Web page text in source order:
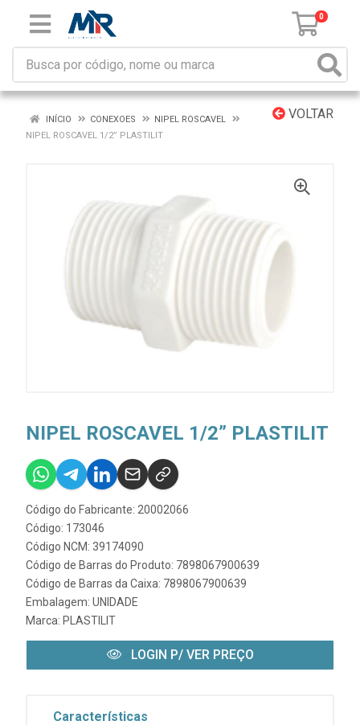
0
VOLTAR
INÍCIO CONEXOES
NIPEL ROSCAVEL
NIPEL ROSCAVEL 1/2” PLASTILIT
NIPEL ROSCAVEL 1/2” PLASTILIT
Código do Fabricante: 20002066
Código: 173046
Código NCM: 39174090
Código de Barras do Produto: 7898067900639
Código de Barras da Caixa: 7898067900639
Embalagem: UNIDADE
Marca: PLASTILIT
LOGIN P/ VER PREÇO
Características